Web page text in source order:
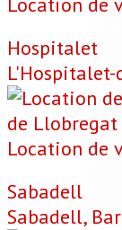
Hospitalet
Location de
Sabadell
Sabadell,